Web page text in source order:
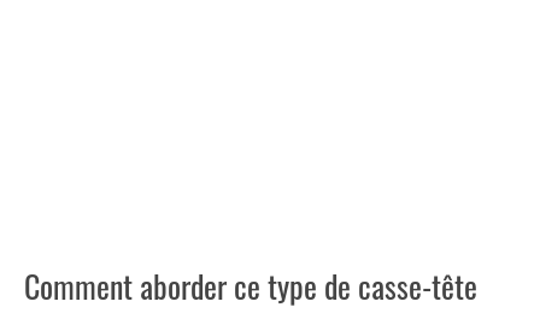
Comment aborder ce type de casse-tête